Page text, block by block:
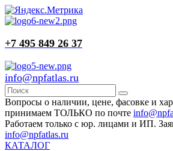
+7 495 849 26 37
info@npfatlas.ru
Вопросы о наличии, цене, фасовке и
принимаем ТОЛЬКО по почте
Работаем только с юр. лицами и ИП.
info@npfatlas.ru
КАТАЛОГ